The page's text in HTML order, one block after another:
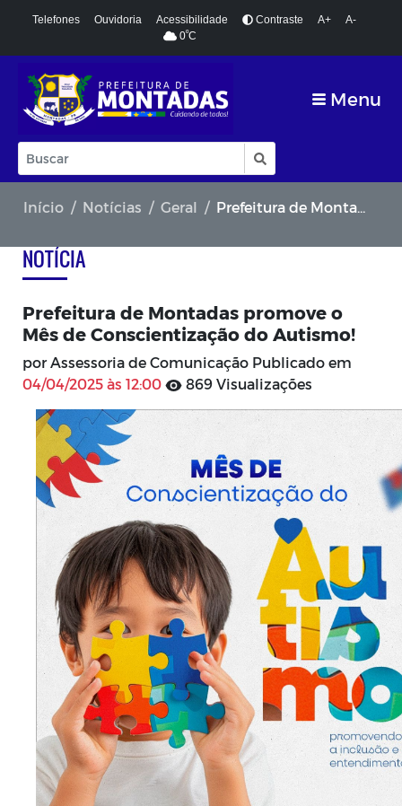
Telefones Ouvidoria Acessibilidade Contraste A+
A-
0ºC
Menu
Início Notícias Geral Prefeitura de Montadas promove o Mês de Conscientização do Autismo!
NOTÍCIA
Prefeitura de Montadas promove o
Mês de Conscientização do Autismo!
por Assessoria de Comunicação Publicado em
04/04/2025 às 12:00
869 Visualizações